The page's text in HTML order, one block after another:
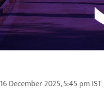
16 December 2025, 5:45 pm IST